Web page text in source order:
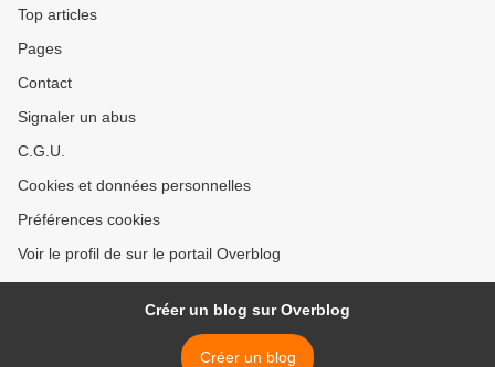
Top articles
Pages
Contact
Signaler un abus
C.G.U.
Cookies et données personnelles
Préférences cookies
Voir le profil de sur le portail Overblog
Créer un blog sur Overblog
Créer un blog